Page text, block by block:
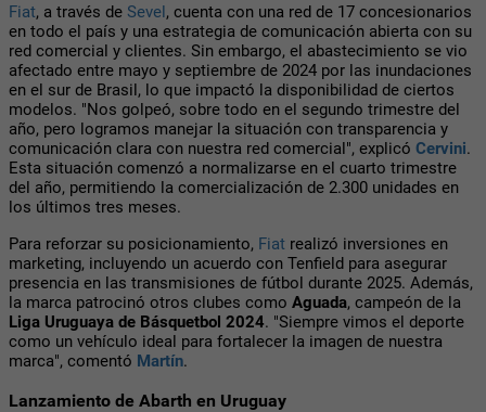
Fiat, a través de Sevel, cuenta con una red de 17 concesionarios
en todo el país y una estrategia de comunicación abierta con su
red comercial y clientes. Sin embargo, el abastecimiento se vio
afectado entre mayo y septiembre de 2024 por las inundaciones
en el sur de Brasil, lo que impactó la disponibilidad de ciertos
modelos. "Nos golpeó, sobre todo en el segundo trimestre del
año, pero logramos manejar la situación con transparencia y
comunicación clara con nuestra red comercial", explicó Cervini.
Esta situación comenzó a normalizarse en el cuarto trimestre
del año, permitiendo la comercialización de 2.300 unidades en
los últimos tres meses.
Para reforzar su posicionamiento, Fiat realizó inversiones en
marketing, incluyendo un acuerdo con Tenfield para asegurar
presencia en las transmisiones de fútbol durante 2025. Además,
la marca patrocinó otros clubes como Aguada, campeón de la
Liga Uruguaya de Básquetbol 2024. "Siempre vimos el deporte
como un vehículo ideal para fortalecer la imagen de nuestra
marca", comentó Martín.
Lanzamiento de Abarth en Uruguay